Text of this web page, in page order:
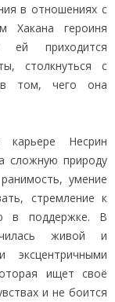
в отношениях с
Хакана героиня
ей приходится
столкнуться с
в том, чего она
Несрин
сложную природу
умение
стремление к
в поддержке. В
живой и
ищет своё
и не боится